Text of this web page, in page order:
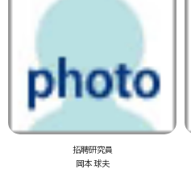
招聘研究員
岡本 球夫